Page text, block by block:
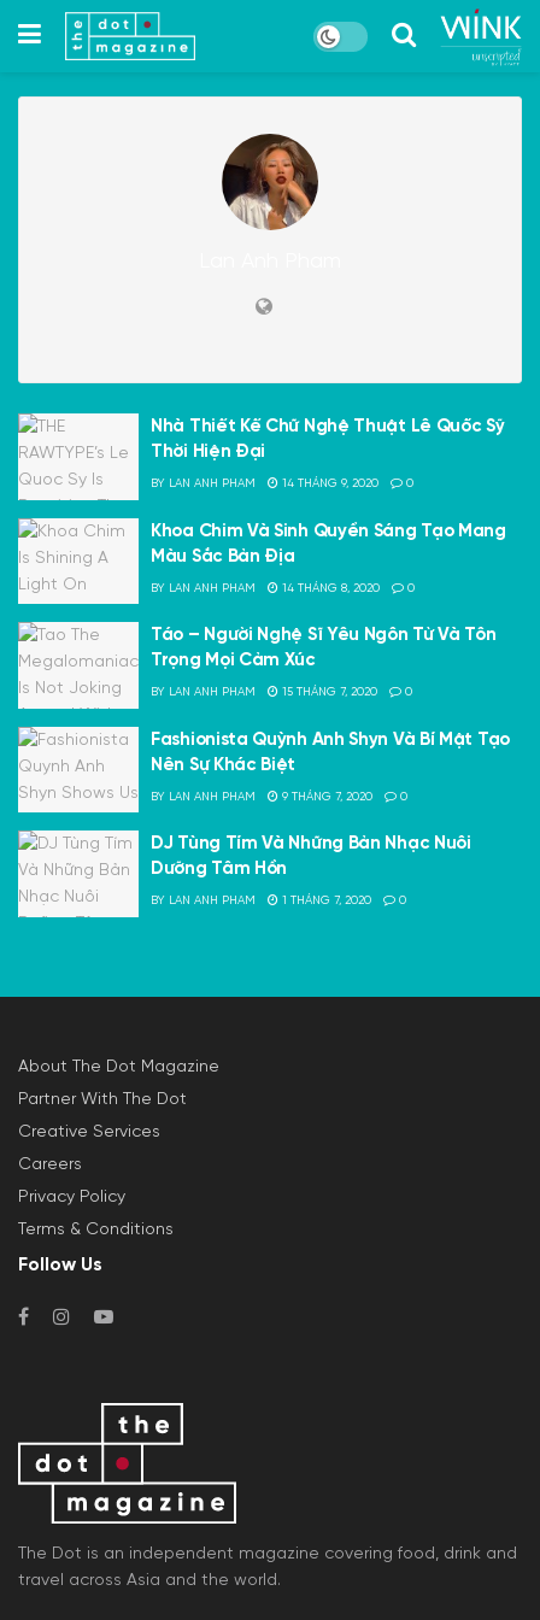
Nhà Thiết Kế Chữ Nghệ Thuật Lê Quốc Sỹ
Thời Hiện Đại
BY LAN ANH PHAM 14 THÁNG 9, 2020 0
Khoa Chim Và Sinh Quyển Sáng Tạo Mang
Màu Sắc Bản Địa
BY LAN ANH PHAM 14 THÁNG 8, 2020 0
Táo – Người Nghệ Sĩ Yêu Ngôn Từ Và Tôn
Trọng Mọi Cảm Xúc
BY LAN ANH PHAM 15 THÁNG 7, 2020 0
Fashionista Quỳnh Anh Shyn Và Bí Mật Tạo
Nên Sự Khác Biệt
BY LAN ANH PHAM 9 THÁNG 7, 2020 0
DJ Tùng Tím Và Những Bản Nhạc Nuôi
Dưỡng Tâm Hồn
BY LAN ANH PHAM 1 THÁNG 7, 2020 0
About The Dot Magazine
Partner With The Dot
Creative Services
Careers
Privacy Policy
Terms & Conditions
Follow Us
The Dot is an independent magazine covering food, drink and
travel across Asia and the world.